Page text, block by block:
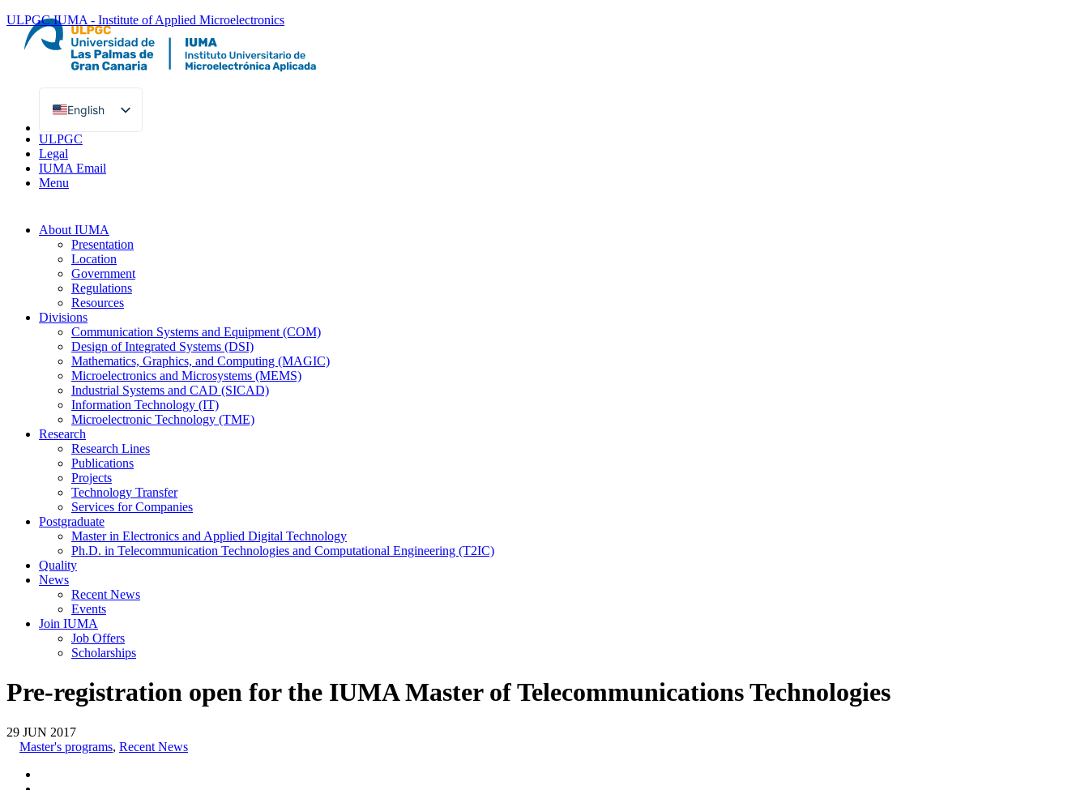
ULPGC IUMA - Institute of Applied Microelectronics
English
Spanish
ULPGC
Legal
IUMA Email
Menu
About IUMA
Presentation
Location
Government
Regulations
Resources
Divisions
Communication Systems and Equipment (COM)
Design of Integrated Systems (DSI)
Mathematics, Graphics, and Computing (MAGIC)
Microelectronics and Microsystems (MEMS)
Industrial Systems and CAD (SICAD)
Information Technology (IT)
Microelectronic Technology (TME)
Research
Research Lines
Publications
Projects
Technology Transfer
Services for Companies
Postgraduate
Master in Electronics and Applied Digital Technology
Ph.D. in Telecommunication Technologies and Computational Engineering (T2IC)
Quality
News
Recent News
Events
Join IUMA
Job Offers
Scholarships
Pre-registration open for the IUMA Master of Telecommunications Technologies
29 JUN 2017
Master's programs, Recent News